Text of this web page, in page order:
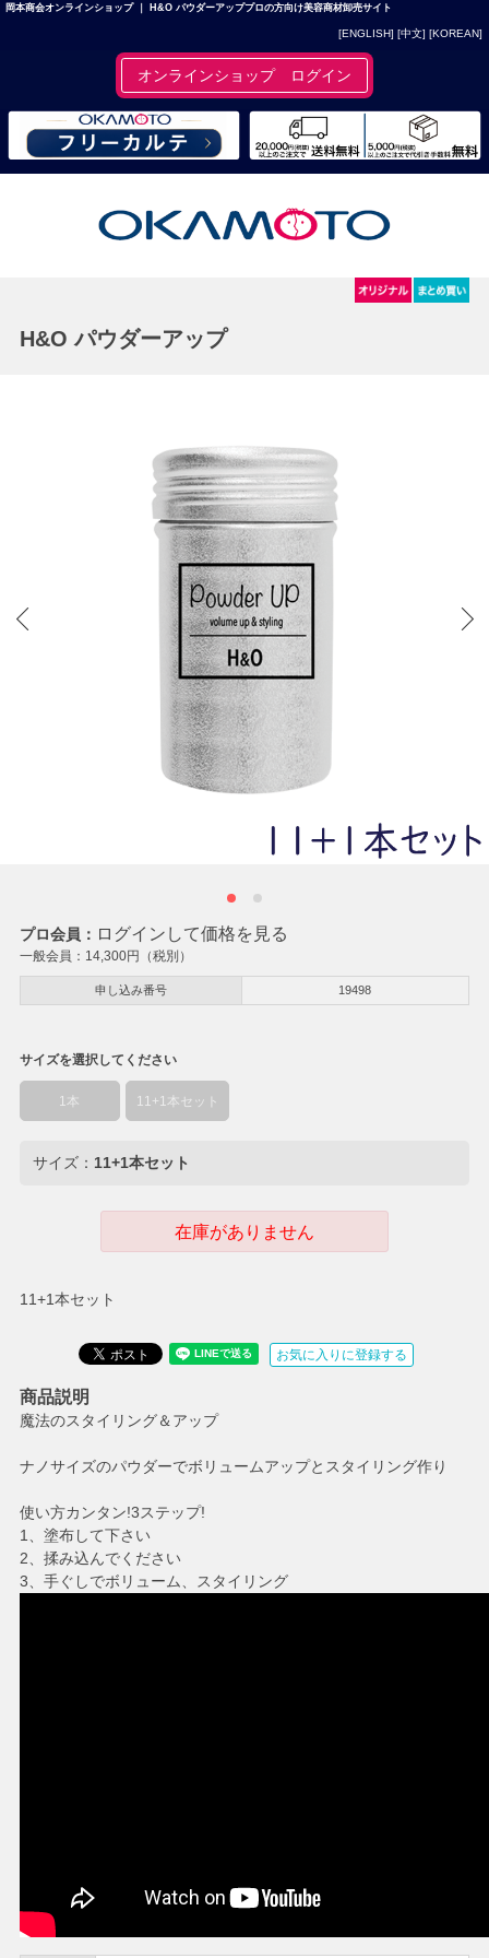
岡本商会オンラインショップ ｜ H&O パウダーアッププロの方向け美容商材卸売サイト
[ENGLISH] [中文] [KOREAN]
オンラインショップ ログイン
H&O パウダーアップ
プロ会員： ログインして価格を見る
一般会員： 14,300円（税別）
申し込み番号 19498
11+1本セット
サイズを選択してください
1本 11+1本セット
サイズ： 11+1本セット
在庫がありません
お気に入りに登録する
商品説明
魔法のスタイリング＆アップ
ナノサイズのパウダーでボリュームアップとスタイリング作り
使い方カンタン!3ステップ!
1、塗布して下さい
2、揉み込んでください
3、手ぐしでボリューム、スタイリング